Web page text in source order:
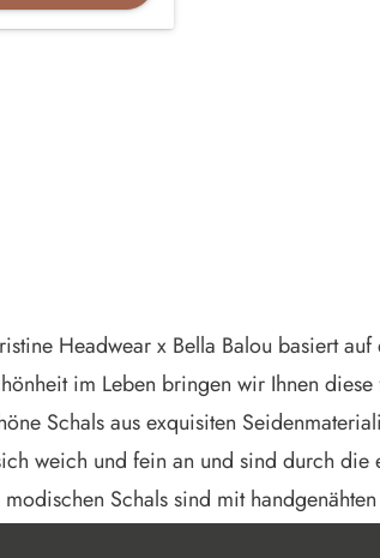
Headwear x Bella Balou basiert
im Leben bringen wir Ihnen
Schals aus exquisiten
weich und fein an und sind durch die
Schals sind mit